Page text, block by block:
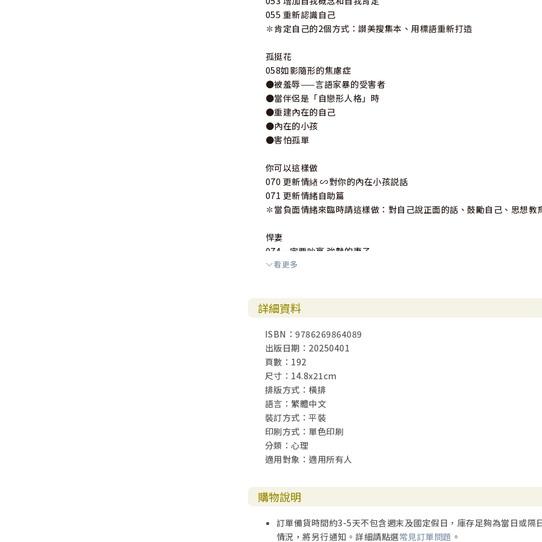
055 重新認識自己
✽肯定自己的2個方式：讃美搜集本、用標語重新打造
孤挺花
058如影隨形的焦慮症
●被羞辱——言語家暴的受害者
●當伴侶是「自戀形人格」時
●重建內在的自己
●內在的小孩
●害怕孤單
你可以這樣做
070 更新情緖 ∽對你的內在小孩説話
071 更新情緒自助篇
✽當負面情緒來臨時請這樣做：對自己說正面的話、鼓勵自己、思想教
悍妻
074一定要吵贏 強勢的妻子
●爸爸討厭我
●自卑的影響
●如何更新情緖？
●什麼是自覺和自省？
你可以這樣做
089 如何加強自覺和自省的能力？
090 是什麼攔阻了你的自覺和自省？
092 婚姻諮商
093 再談自我狀態
095 溝通唯有從成人狀態出發
✽接收訊息第一步請這樣做：練習以成人的狀態來接收訊息
098 為什麼又要我原諒
●混亂吵雜的童年
●幫幫我啊媽媽！
看更多
詳細資料
ISBN：9786269864089
出版日期：20250401
頁數：192
尺寸：14.8x21cm
排版方式：橫排
語言：繁體中文
裝訂方式：平裝
印刷方式：單色印刷
分類：心理
適用對象：適用所有人
購物說明
訂單備貨時間約3-5天不包含週末及國定假日，庫存足夠為當日或
情況，將另行通知。詳細請點選常見訂單問題 。